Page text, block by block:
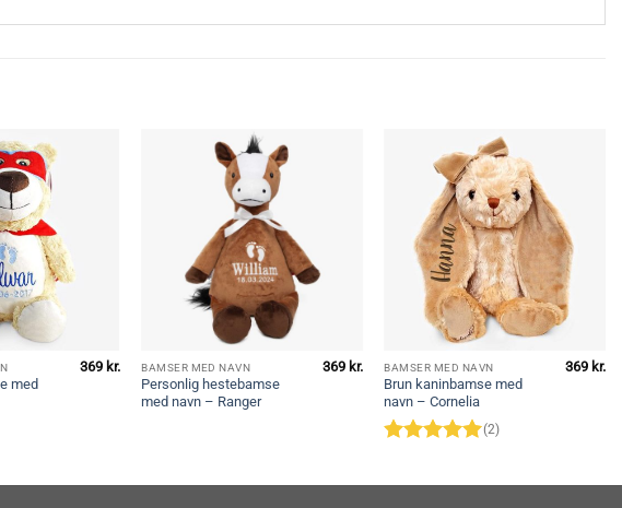
med
369 kr. BAMSER MED NAVN
Personlig hestebamse
med navn – Ranger
369 kr. BAMSER MED NAVN
Brun kaninbamse med
navn – Cornelia
(2)
369 kr.